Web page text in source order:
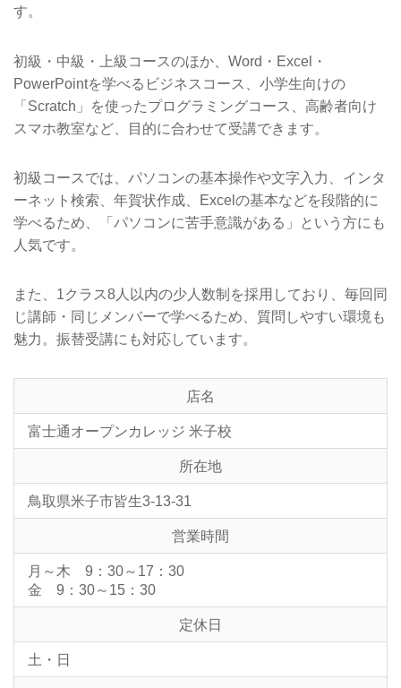
す。
初級・中級・上級コースのほか、Word・Excel・
PowerPointを学べるビジネスコース、小学生向けの
「Scratch」を使ったプログラミングコース、高齢者向け
スマホ教室など、目的に合わせて受講できます。
初級コースでは、パソコンの基本操作や文字入力、インタ
ーネット検索、年賀状作成、Excelの基本などを段階的に
学べるため、「パソコンに苦手意識がある」という方にも
人気です。
また、1クラス8人以内の少人数制を採用しており、毎回同
じ講師・同じメンバーで学べるため、質問しやすい環境も
魅力。振替受講にも対応しています。
店名
富士通オープンカレッジ 米子校
所在地
鳥取県米子市皆生3-13-31
営業時間
月～木 9：30～17：30
金 9：30～15：30
定休日
土・日